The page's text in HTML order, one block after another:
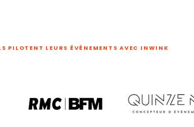
PILOTENT LEURS ÉVÉNEMENTS AVEC INWINK